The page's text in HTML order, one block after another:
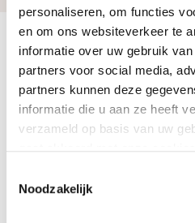
personaliseren, om functies
en om ons websiteverkeer te
informatie over uw gebruik
partners voor social media,
partners kunnen deze
informatie die u aan ze heeft
verzameld op basis van uw
Noodzakelijk
€